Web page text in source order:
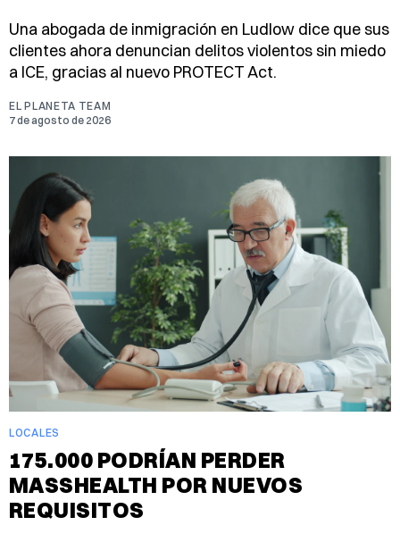
Una abogada de inmigración en Ludlow dice que sus
clientes ahora denuncian delitos violentos sin miedo
a ICE, gracias al nuevo PROTECT Act.
EL PLANETA TEAM
7 de agosto de 2026
LOCALES
175.000 PODRÍAN PERDER
MASSHEALTH POR NUEVOS
REQUISITOS